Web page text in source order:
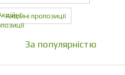
Акційні пропозиції
За популярністю